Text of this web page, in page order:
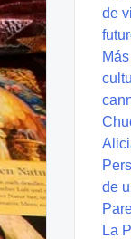
de
de
La